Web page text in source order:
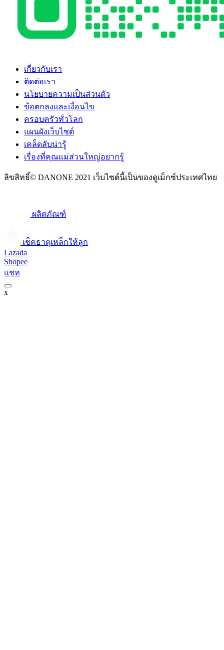
เกี่ยวกับเรา
ติดต่อเรา
นโยบายความเป็นส่วนตัว
ข้อตกลงและเงื่อนไข
ครอบครัวทั่วโลก
แผนผังเว็บไซต์
เคล็ดลับน่ารู้
เรื่องที่คุณแม่ส่วนใหญ่อยากรู้
ลิขสิทธิ์© DANONE 2021 เว็บไซต์นี้เป็นของดูเม็กซ์ประเทศไทย
ผลิตภัณฑ์
เช็คธาตุเหล็กให้ลูก​
Lazada
Shopee
แชท
x